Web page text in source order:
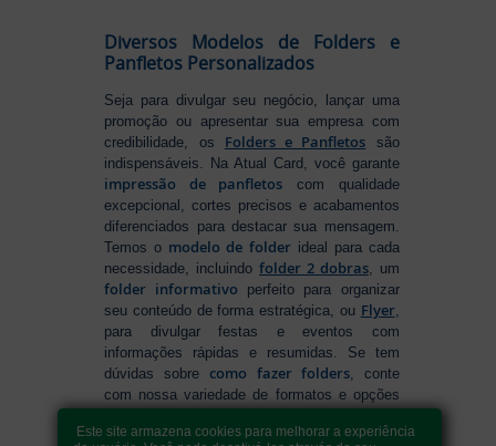
Diversos Modelos de Folders e
Panfletos Personalizados
Seja para divulgar seu negócio, lançar uma
promoção ou apresentar sua empresa com
credibilidade, os Folders e Panfletos são
indispensáveis. Na Atual Card, você garante
impressão de panfletos com qualidade
excepcional, cortes precisos e acabamentos
diferenciados para destacar sua mensagem.
Temos o modelo de folder ideal para cada
necessidade, incluindofolder 2 dobras, um
folder informativo perfeito para organizar
seu conteúdo de forma estratégica, ou Flyer
para divulgar festas e eventos com
informações rápidas e resumidas. Se tem
dúvidas sobrecomo fazer folders, conte
com nossa variedade de formatos e opções
destaca. Produção ágil, entrega rápida e
Este site armazena cookies para melhorar a experiência